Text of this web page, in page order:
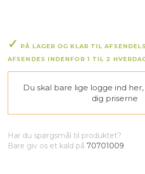
PÅ LAGER OG KLAR TIL
AFSENDES INDENFOR 1 TIL 2
Du skal bare lige logge ind her
dig priserne
Har du spørgsmål til produktet?
Bare giv os et kald på 70701009